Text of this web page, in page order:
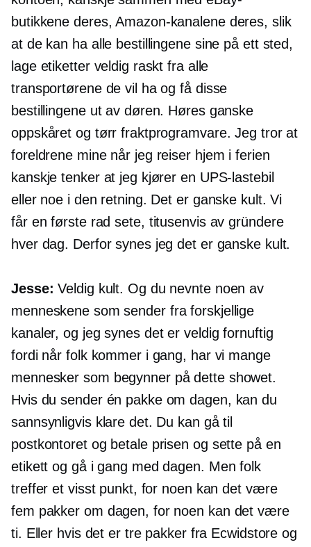
butikkene deres, Amazon-kanalene deres, slik
at de kan ha alle bestillingene sine på ett sted,
lage etiketter veldig raskt fra alle
transportørene de vil ha og få disse
bestillingene ut av døren. Høres ganske
oppskåret og tørr fraktprogramvare. Jeg tror at
foreldrene mine når jeg reiser hjem i ferien
kanskje tenker at jeg kjører en UPS-lastebil
eller noe i den retning. Det er ganske kult. Vi
får enførste rad sete, titusenvis av gründere
hver dag. Derfor synes jeg det er ganske kult.
Jesse: Veldig kult. Og du nevnte noen av
menneskene som sender fra forskjellige
kanaler, og jeg synes det er veldig fornuftig
fordi når folk kommer i gang, har vi mange
mennesker som begynner på dette showet.
Hvis du sender én pakke om dagen, kan du
sannsynligvis klare det. Du kan gå til
postkontoret og betale prisen og sette på en
etikett og gå i gang med dagen. Men folk
treffer et visst punkt, for noen kan det være
fem pakker om dagen, for noen kan det være
ti. Eller hvis det er tre pakker fra Ecwidstore og